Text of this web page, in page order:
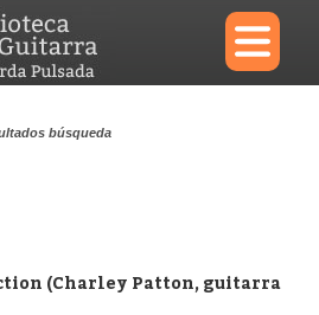
×
búsqueda
(Charley Patton, guitarra